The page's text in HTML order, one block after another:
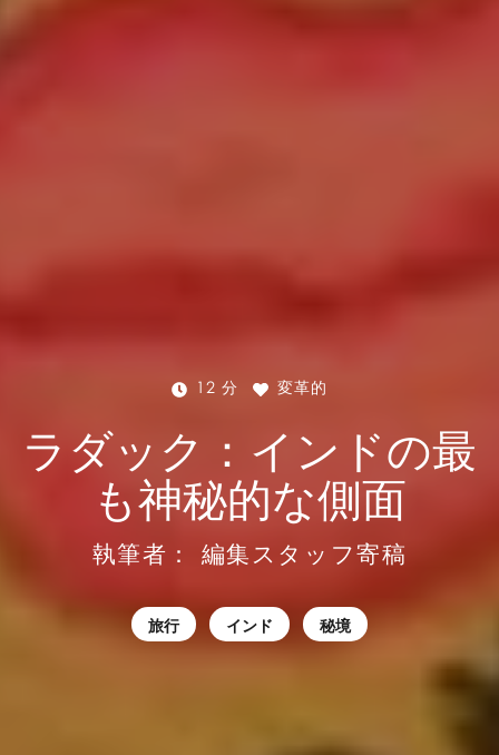
12 分 変革的
ラダック：インドの最
も神秘的な側面
執筆者： 編集スタッフ寄稿
旅行 インド 秘境